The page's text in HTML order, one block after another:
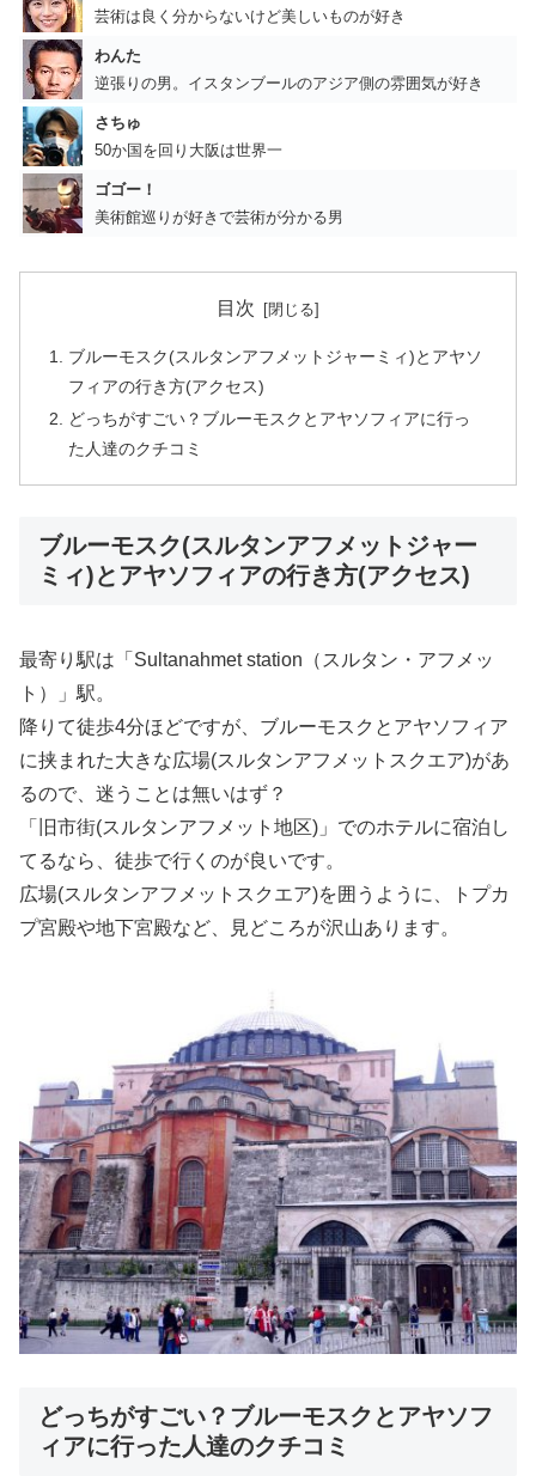
芸術は良く分からないけど美しいものが好き
わんた
逆張りの男。イスタンブールのアジア側の雰囲気が好き
さちゅ
50か国を回り大阪は世界一
ゴゴー！
美術館巡りが好きで芸術が分かる男
目次
ブルーモスク(スルタンアフメットジャーミィ)とアヤソ
フィアの行き方(アクセス)
どっちがすごい？ブルーモスクとアヤソフィアに行っ
た人達のクチコミ
ブルーモスク(スルタンアフメットジャー
ミィ)とアヤソフィアの行き方(アクセス)
最寄り駅は「Sultanahmet station（スルタン・アフメッ
ト）」駅。
降りて徒歩4分ほどですが、ブルーモスクとアヤソフィア
に挟まれた大きな広場(スルタンアフメットスクエア)があ
るので、迷うことは無いはず？
「旧市街(スルタンアフメット地区)」でのホテルに宿泊し
てるなら、徒歩で行くのが良いです。
広場(スルタンアフメットスクエア)を囲うように、トプカ
プ宮殿や地下宮殿など、見どころが沢山あります。
どっちがすごい？ブルーモスクとアヤソフ
ィアに行った人達のクチコミ